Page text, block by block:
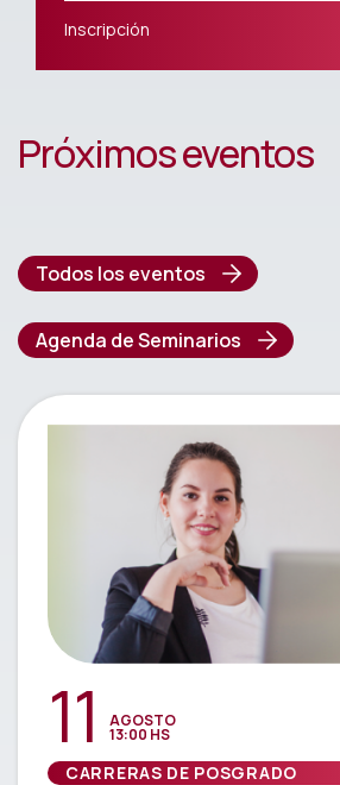
Inscripción
Próximos eventos
Todos los eventos
Agenda de Seminarios
11 AGOSTO
13:00 HS
CARRERAS DE POSGRADO